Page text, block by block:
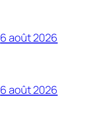
6 août 2026
6 août 2026